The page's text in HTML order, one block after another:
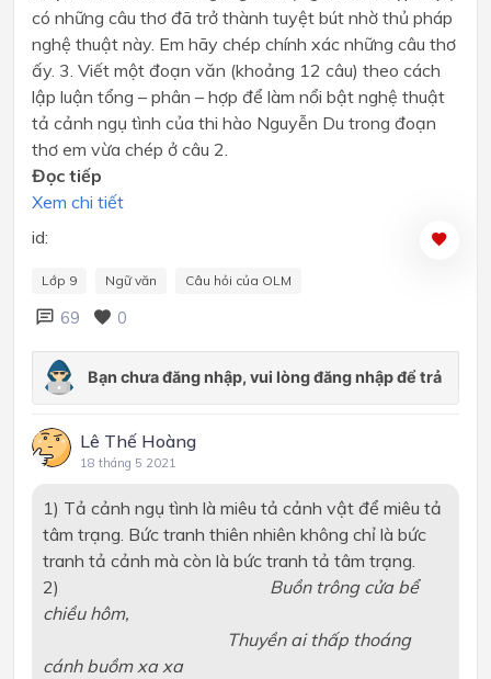
có những câu thơ đã trở thành tuyệt bút nhờ thủ pháp
nghệ thuật này. Em hãy chép chính xác những câu thơ
ấy. 3. Viết một đoạn văn (khoảng 12 câu) theo cách
lập luận tổng – phân – hợp để làm nổi bật nghệ thuật
tả cảnh ngụ tình của thi hào Nguyễn Du trong đoạn
thơ em vừa chép ở câu 2.
Đọc tiếp
Xem chi tiết
id:
Lớp 9 Ngữ văn Câu hỏi của OLM
69 0
Lê Thế Hoàng
18 tháng 5 2021
1) Tả cảnh ngụ tình là miêu tả cảnh vật để miêu tả
tâm trạng. Bức tranh thiên nhiên không chỉ là bức
tranh tả cảnh mà còn là bức tranh tả tâm trạng.
2) Buồn trông cửa bể
chiều hôm,
Thuyền ai thấp thoáng
cánh buồm xa xa